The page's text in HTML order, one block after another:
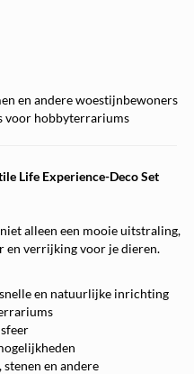
en andere woestijnbewoners
voor hobbyterrariums
Life Experience-Deco Set
alleen een mooie uitstraling,
en verrijking voor je dieren.
en natuurlijke inrichting
en andere